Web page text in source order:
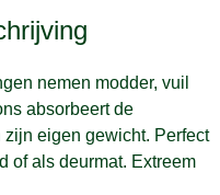
nemen modder, vuil
absorbeert de
eigen gewicht. Perfect
of als deurmat. Extreem